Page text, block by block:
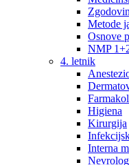
Metode
Osnove
NMP
4. letnik
Higiena
Kirurgija
Interna